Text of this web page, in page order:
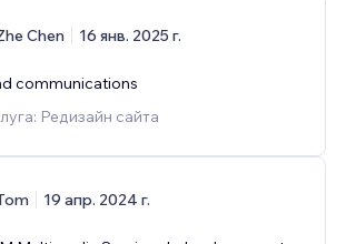
Chen 16 янв. 2025 г.
communications
Редизайн сайта
19 апр. 2024 г.